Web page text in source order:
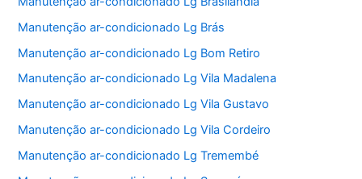
Manutenção ar-condicionado Lg Brás
Manutenção ar-condicionado Lg Bom Retiro
Manutenção ar-condicionado Lg Vila Madalena
Manutenção ar-condicionado Lg Vila Gustavo
Manutenção ar-condicionado Lg Vila Cordeiro
Manutenção ar-condicionado Lg Tremembé